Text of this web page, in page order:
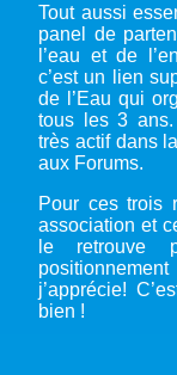
Tout aussi
panel de
l’eau et de
c’est un lien
de l’Eau qui
tous les 3 ans.
très actif dans
aux Forums.
Pour ces trois
association et
le retrouve
j’apprécie!
bien !